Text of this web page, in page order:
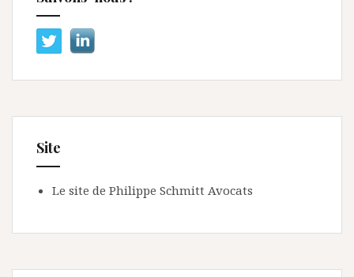
Site
Le site de Philippe Schmitt Avocats